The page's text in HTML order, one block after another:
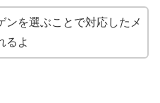
ンを選ぶことで対応したメ
るよ